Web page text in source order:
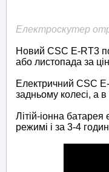
Електроскутер
Новий CSC E-RT3
або листопада за
Електричний CSC
задньому колесі, а
Літій-іонна
режимі і за 3-4